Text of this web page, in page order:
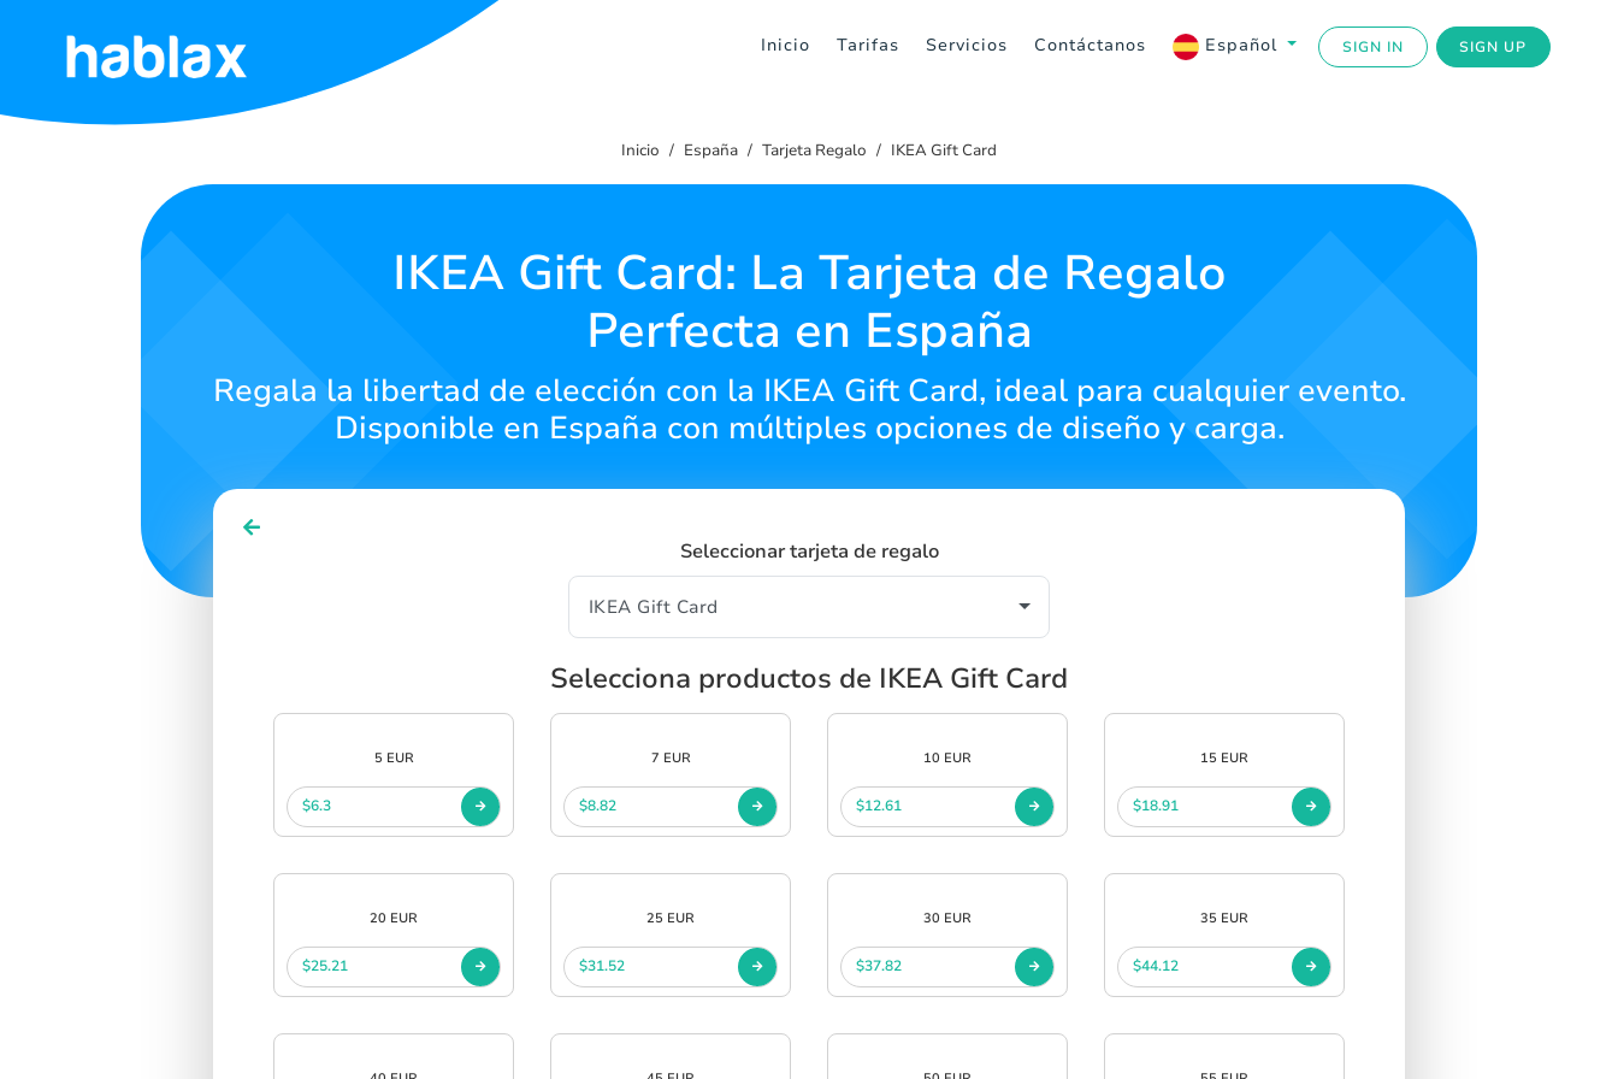
Inicio Tarifas Servicios Contáctanos Español SIGN IN SIGN UP
Inicio
Inicio España Tarjeta Regalo IKEA Gift Card
IKEA Gift Card: La Tarjeta de Regalo
Perfecta en España
Regala la libertad de elección con la IKEA Gift Card, ideal para cualquier evento.
Disponible en España con múltiples opciones de diseño y carga.
Seleccionar tarjeta de regalo
Selecciona productos de IKEA Gift Card
5 EUR
$6.3
7 EUR
$8.82
10 EUR
$12.61
15 EUR
$18.91
20 EUR
$25.21
25 EUR
$31.52
30 EUR
$37.82
35 EUR
$44.12